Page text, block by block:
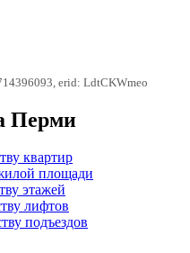
erid: LdtCKWmeo
Перми
квартир
площади
этажей
лифтов
подъездов